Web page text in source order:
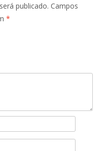
publicado. Campos
*